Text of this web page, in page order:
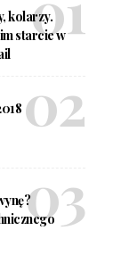
kolarzy.
starcie w